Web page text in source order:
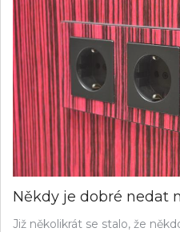
Někdy je dobré nedat
Již několikrát se stalo, že